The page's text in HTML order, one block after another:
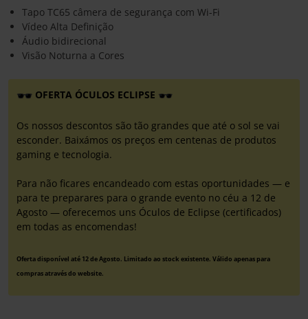
Tapo TC65 câmera de segurança com Wi-Fi
Vídeo Alta Definição
Áudio bidirecional
Visão Noturna a Cores
OFERTA ÓCULOS ECLIPSE
Os nossos descontos são tão grandes que até o sol se vai
esconder. Baixámos os preços em centenas de produtos
gaming e tecnologia.
Para não ficares encandeado com estas oportunidades — e
para te preparares para o grande evento no céu a 12 de
Agosto — oferecemos uns Óculos de Eclipse (certificados)
em todas as encomendas!
Oferta disponível até 12 de Agosto. Limitado ao stock existente. Válido apenas para
compras através do website.